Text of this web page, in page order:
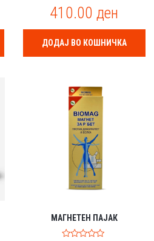
0
u
t
f
410.00ден
ДОДАЈ ВО КОШНИЧКА
МАГНЕТЕН ПАЈАК